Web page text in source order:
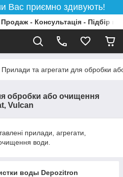
Вас приємно здивують!
- Консультація - Підбір
Прилади та агрегати для обробки
обробки або очищення
Vulcan
прилади, агрегати,
води.
воды Depozitron